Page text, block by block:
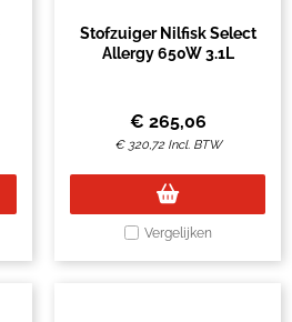
Stofzuiger Nilfisk Select
Allergy 650W 3.1L
€ 265,06
€ 320,72 Incl. BTW
Vergelijken